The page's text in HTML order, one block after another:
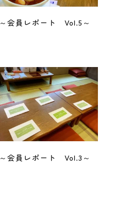
～会員レポート Vol.5～
～会員レポート Vol.3～